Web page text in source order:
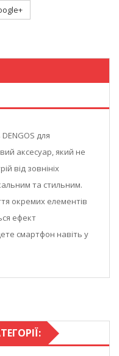
для
аксесуар, який не
від зовнініх
та стильним.
окремих елементів
ефект
смартфон навіть у